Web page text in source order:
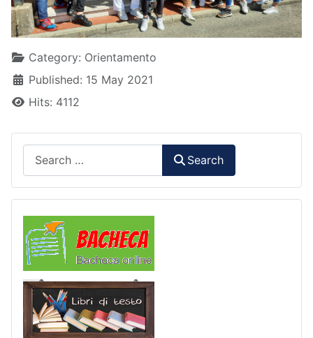
DetailsCategory: Orientamento
Published: 15 May 2021
Hits: 4112
Search
Libri di Testo